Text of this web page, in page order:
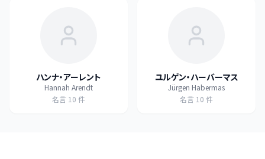
ハンナ・アーレント
Hannah Arendt
名言 10 件
ユルゲン・ハーバーマス
Jürgen Habermas
名言 10 件